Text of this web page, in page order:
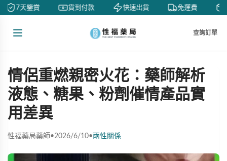
7天鑒賞 貨到付款 快速出貨 免運費
查詢訂單
情侶重燃親密火花：藥師解析
液態、糖果、粉劑催情產品實
用差異
性福藥局藥師•2026/6/10•兩性關係